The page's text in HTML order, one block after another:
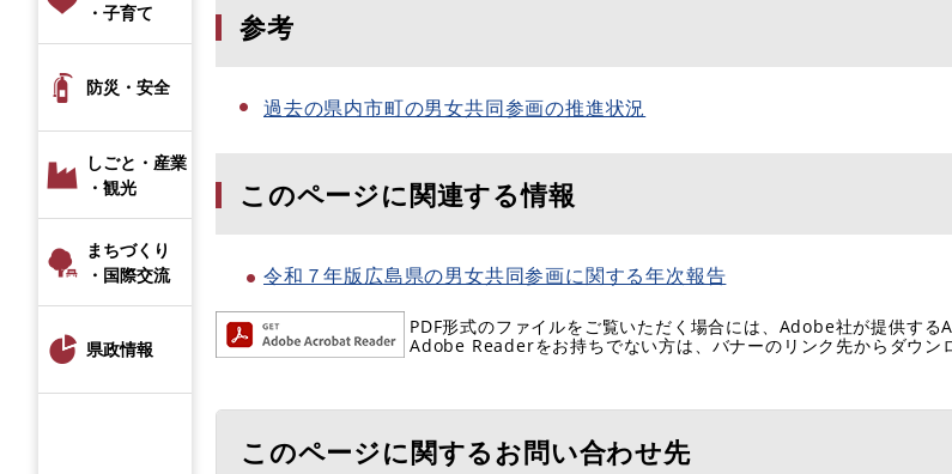
・子育て
防災・安全
しごと・産業
・観光
まちづくり
・国際交流
県政情報
参考
過去の県内市町の男女共同参画の推進状況
このページに関連する情報
令和７年版広島県の男女共同参画に関する年次報告
PDF形式のファイルをご覧いただく場合には、Adobe社が提供する
Adobe Readerをお持ちでない方は、バナーのリンク先からダウン
このページに関するお問い合わせ先